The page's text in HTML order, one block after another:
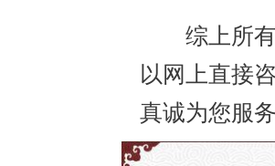
综上所有,
以网上直接
真诚为您服务